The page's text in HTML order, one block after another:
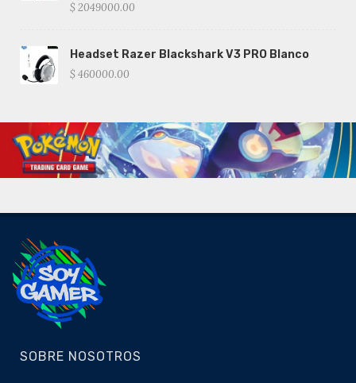
$ 2049000.00
Headset Razer Blackshark V3 PRO Blanco
$ 460000.00
SOBRE NOSOTROS